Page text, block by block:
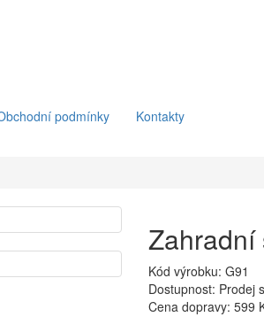
podmínky Kontakty
Zahradní
Kód výrobku: G91
Dostupnost: Prodej
Cena dopravy: 599